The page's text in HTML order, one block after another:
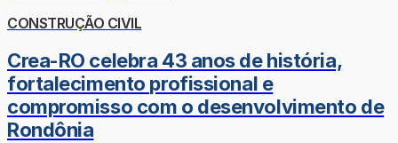
CONSTRUÇÃO CIVIL
Crea-RO celebra 43 anos de história,
fortalecimento profissional e
compromisso com o desenvolvimento de
Rondônia